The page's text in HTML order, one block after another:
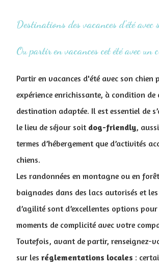
Destinations des vacances d'été avec
Ou partir en vacances cet été avec un
Partir en vacances d'été avec son chien
expérience enrichissante, à condition de
destination adaptée. Il est essentiel de
le lieu de séjour soit dog-friendly,
termes d’hébergement que d’activités
chiens.
Les randonnées en montagne ou en
baignades dans des lacs autorisés et
d’agilité sont d’excellentes options
moments de complicité avec votre
Toutefois, avant de partir, renseignez-
sur les réglementations locales :